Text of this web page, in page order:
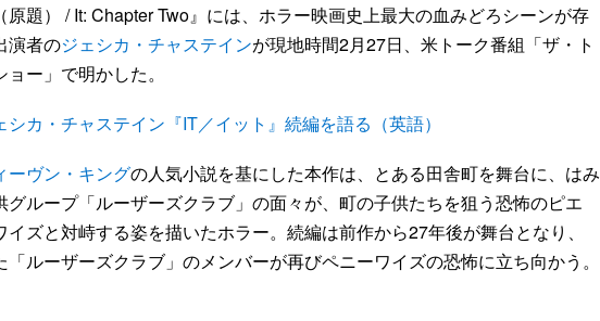
原題） / It: Chapter Two』には、ホラー映画史上最大の血みどろシーンが存
演者のジェシカ・チャステインが現地時間2月27日、米トーク番組「ザ・ト
ー」で明かした。
シカ・チャステイン『IT／イット』続編を語る（英語）
ーヴン・キングの人気小説を基にした本作は、とある田舎町を舞台に、はみ
グループ「ルーザーズクラブ」の面々が、町の子供たちを狙う恐怖のピエ
イズと対峙する姿を描いたホラー。続編は前作から27年後が舞台となり、
「ルーザーズクラブ」のメンバーが再びペニーワイズの恐怖に立ち向かう。